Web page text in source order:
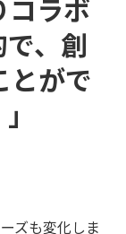
コラボ
、創
とがで
ズも変化しま